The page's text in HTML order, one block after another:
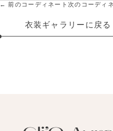
← 前のコーディネート 次のコーディ
衣装ギャラリーに戻る